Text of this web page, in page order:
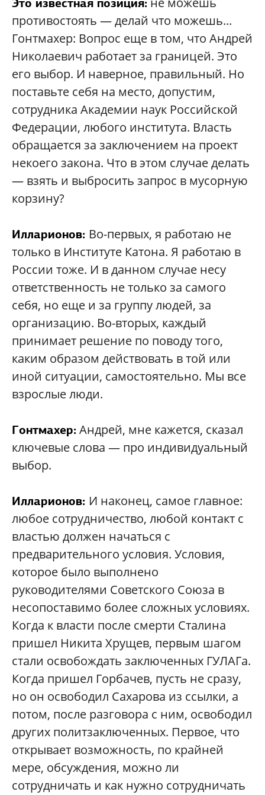
противостоять — делай что можешь...
Гонтмахер: Вопрос еще в том, что Андрей
Николаевич работает за границей. Это
его выбор. И наверное, правильный. Но
поставьте себя на место, допустим,
сотрудника Академии наук Российской
Федерации, любого института. Власть
обращается за заключением на проект
некоего закона. Что в этом случае делать
— взять и выбросить запрос в мусорную
корзину?
Илларионов: Во-первых, я работаю не
только в Институте Катона. Я работаю в
России тоже. И в данном случае несу
ответственность не только за самого
себя, но еще и за группу людей, за
организацию. Во-вторых, каждый
принимает решение по поводу того,
каким образом действовать в той или
иной ситуации, самостоятельно. Мы все
взрослые люди.
Гонтмахер:Андрей, мне кажется, сказал
ключевые слова — про индивидуальный
выбор.
Илларионов: И наконец, самое главное:
любое сотрудничество, любой контакт с
властью должен начаться с
предварительного условия. Условия,
которое было выполнено
руководителями Советского Союза в
несопоставимо более сложных условиях.
Когда к власти после смерти Сталина
пришел Никита Хрущев, первым шагом
стали освобождать заключенных ГУЛАГа.
Когда пришел Горбачев, пусть не сразу,
но он освободил Сахарова из ссылки, а
потом, после разговора с ним, освободил
других политзаключенных. Первое, что
открывает возможность, по крайней
мере, обсуждения, можно ли
сотрудничать и как нужно сотрудничать